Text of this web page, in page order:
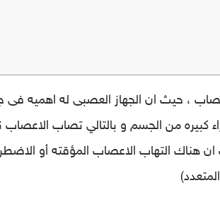
، حيث ان الجهاز العصبى له اهميه فى
كبيره من الجسم و بالتالي تصاب
هناك التهاب الاعصاب المؤقته أو